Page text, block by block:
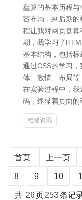
盘算的基本历程
容布局，到后期
程让我对网页盘
期，我学习了
基本结构，包括标
通过CSS的学习
体、激情、布局等
在实验过程中，
码，终显着页面
维修资讯
首页 上一页
8 9 10
共 26页253条记